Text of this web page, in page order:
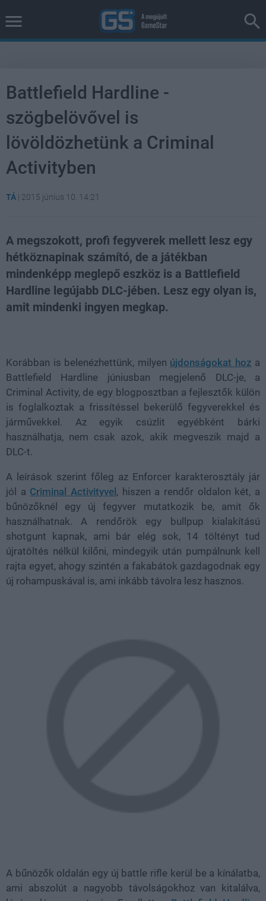
Battlefield Hardline -
szögbelövővel is
lövöldözhetünk a Criminal
Activityben
TÁ | 2015 június 10. 14:21
A megszokott, profi fegyverek mellett lesz egy
hétköznapinak számító, de a játékban
mindenképp meglepő eszköz is a Battlefield
Hardline legújabb DLC-jében. Lesz egy olyan is,
amit mindenki ingyen megkap.
Korábban is belenézhettünk, milyen újdonságokat hoz a
Battlefield Hardline júniusban megjelenő DLC-je, a
Criminal Activity, de egy blogposztban a fejlesztők külön
is foglalkoztak a frissítéssel bekerülő fegyverekkel és
járművekkel. Az egyik csúzlit egyébként bárki
használhatja, nem csak azok, akik megveszik majd a
DLC-t.
A leírások szerint főleg az Enforcer karakterosztály jár
jól a Criminal Activityvel , hiszen a rendőr oldalon két, a
bűnözőknél egy új fegyver mutatkozik be, amit ők
használhatnak. A rendőrök egy bullpup kialakítású
shotgunt kapnak, ami bár elég sok, 14 töltényt tud
újratöltés nélkül kilőni, mindegyik után pumpálnunk kell
rajta egyet, ahogy szintén a fakabátok gazdagodnak egy
új rohampuskával is, ami inkább távolra lesz hasznos.
A bűnözők oldalán egy új battle rifle kerül be a kínálatba,
ami abszolút a nagyobb távolságokhoz van kitalálva,